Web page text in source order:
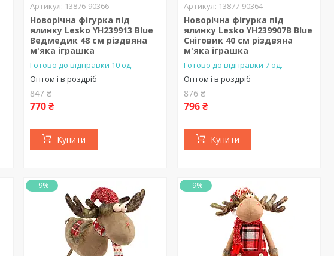
13876-90366
Новорічна фігурка під
ялинку Lesko YH239913 Blue
Ведмедик 48 см різдвяна
м'яка іграшка
Готово до відправки 10 од.
Оптом і в роздріб
847 ₴
770 ₴
Купити
13877-90364
Новорічна фігурка під
ялинку Lesko YH239907B Blue
Сніговик 40 см різдвяна
м'яка іграшка
Готово до відправки 7 од.
Оптом і в роздріб
876 ₴
796 ₴
Купити
–9% –9%